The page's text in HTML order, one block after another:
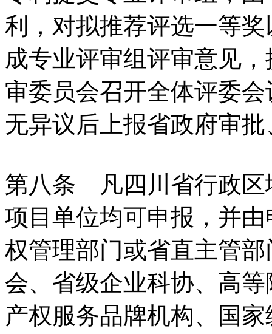
利，对拟推荐评选一等
成专业评审组评审意见
审委员会召开全体评委
无异议后上报省政府审
第八条 凡四川省行政区
项目单位均可申报，并
权管理部门或省直主管
会、省级企业科协、高
产权服务品牌机构、国